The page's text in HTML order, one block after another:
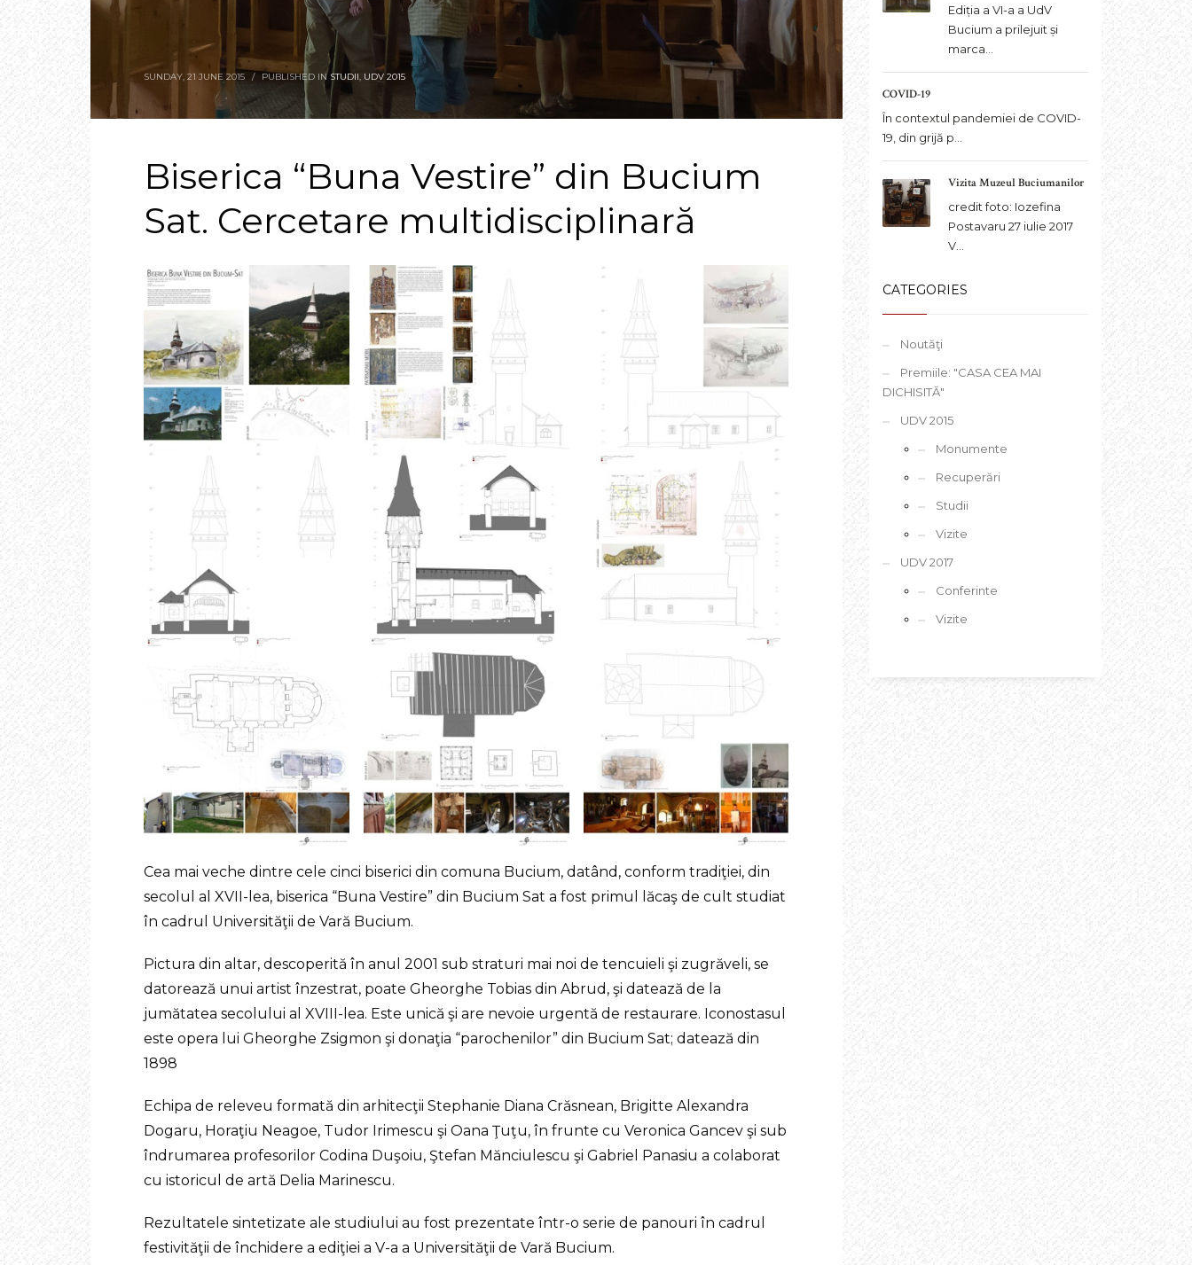
SUNDAY, 21 JUNE 2015 / PUBLISHED IN STUDII, UDV 2015
Biserica “Buna Vestire” din Bucium
Sat. Cercetare multidisciplinară
Cea mai veche dintre cele cinci biserici din comuna Bucium, datând, conform tradiţiei, din
secolul al XVII-lea, biserica “Buna Vestire” din Bucium Sat a fost primul lăcaş de cult studiat
în cadrul Universităţii de Vară Bucium.
Pictura din altar, descoperită în anul 2001 sub straturi mai noi de tencuieli şi zugrăveli, se
datorează unui artist înzestrat, poate Gheorghe Tobias din Abrud, şi datează de la
jumătatea secolului al XVIII-lea. Este unică şi are nevoie urgentă de restaurare. Iconostasul
este opera lui Gheorghe Zsigmon şi donaţia “parochenilor” din Bucium Sat; datează din
1898
Echipa de releveu formată din arhitecţii Stephanie Diana Crăsnean, Brigitte Alexandra
Dogaru, Horaţiu Neagoe, Tudor Irimescu şi Oana Ţuţu, în frunte cu Veronica Gancev şi sub
îndrumarea profesorilor Codina Duşoiu, Ştefan Mănciulescu şi Gabriel Panasiu a colaborat
cu istoricul de artă Delia Marinescu.
Rezultatele sintetizate ale studiului au fost prezentate într-o serie de panouri în cadrul
festivităţii de închidere a ediţiei a V-a a Universităţii de Vară Bucium.
Ediția a VI-a a UdV
Bucium a prilejuit și
marca...
COVID-19
În contextul pandemiei de COVID-
19, din grijă p...
Vizita Muzeul Buciumanilor
credit foto: Iozefina
Postavaru 27 iulie 2017
V...
CATEGORIES
Noutăţi
Premiile: "CASA CEA MAI
DICHISITĂ"
UDV 2015
Monumente
Recuperări
Studii
Vizite
UDV 2017
Conferinte
Vizite